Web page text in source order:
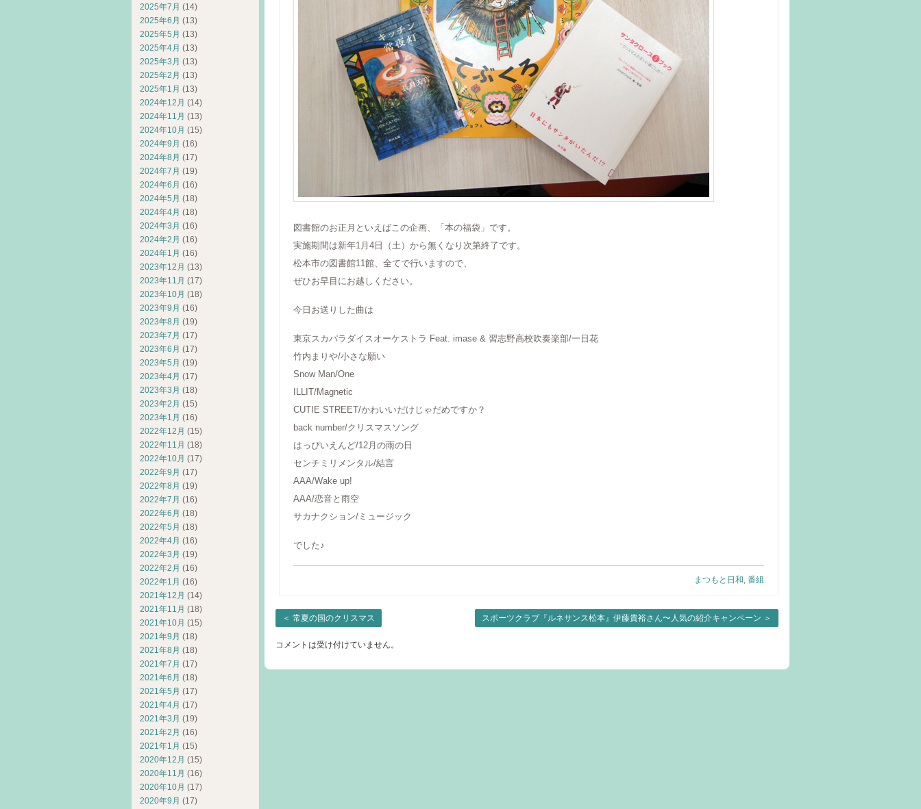
図書館のお正月といえばこの企画、「本の福袋」です。
実施期間は新年1月4日（土）から無くなり次第終了です。
松本市の図書館11館、全てで行いますので、
ぜひお早目にお越しください。
今日お送りした曲は
東京スカパラダイスオーケストラ Feat. imase & 習志野高校吹奏楽部/一日花
竹内まりや/小さな願い
Snow Man/One
ILLIT/Magnetic
CUTIE STREET/かわいいだけじゃだめですか？
back number/クリスマスソング
はっぴいえんど/12月の雨の日
センチミリメンタル/結言
AAA/Wake up!
AAA/恋音と雨空
サカナクション/ミュージック
でした♪
まつもと日和 番組
＜ 常夏の国のクリスマス スポーツクラブ『ルネサンス松本』伊藤貴裕さん〜人気の紹介キャンペーン ＞
コメントは受け付けていません。
2025年7月 (14)
2025年6月 (13)
2025年5月 (13)
2025年4月 (13)
2025年3月 (13)
2025年2月 (13)
2025年1月 (13)
2024年12月 (14)
2024年11月 (13)
2024年10月 (15)
2024年9月 (16)
2024年8月 (17)
2024年7月 (19)
2024年6月 (16)
2024年5月 (18)
2024年4月 (18)
2024年3月 (16)
2024年2月 (16)
2024年1月 (16)
2023年12月 (13)
2023年11月 (17)
2023年10月 (18)
2023年9月 (16)
2023年8月 (19)
2023年7月 (17)
2023年6月 (17)
2023年5月 (19)
2023年4月 (17)
2023年3月 (18)
2023年2月 (15)
2023年1月 (16)
2022年12月 (15)
2022年11月 (18)
2022年10月 (17)
2022年9月 (17)
2022年8月 (19)
2022年7月 (16)
2022年6月 (18)
2022年5月 (18)
2022年4月 (16)
2022年3月 (19)
2022年2月 (16)
2022年1月 (16)
2021年12月 (14)
2021年11月 (18)
2021年10月 (15)
2021年9月 (18)
2021年8月 (18)
2021年7月 (17)
2021年6月 (18)
2021年5月 (17)
2021年4月 (17)
2021年3月 (19)
2021年2月 (16)
2021年1月 (15)
2020年12月 (15)
2020年11月 (16)
2020年10月 (17)
2020年9月 (17)